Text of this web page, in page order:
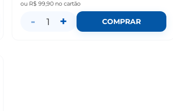
ou R$ 99,90 no cartão
- 1 + COMPRAR